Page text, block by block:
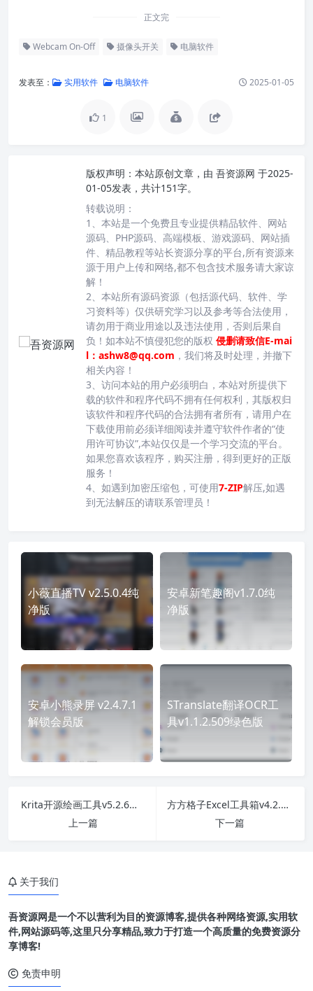
正文完
Webcam On-Off 摄像头开关 电脑软件
发表至： 实用软件 电脑软件 2025-01-05
1
版权声明： 本站原创文章，由 吾资源网 于2025-
01-05发表，共计151字。
转载说明：
1、本站是一个免费且专业提供精品软件、网站
源码、PHP源码、高端模板、游戏源码、网站插
件、精品教程等站长资源分享的平台,所有资源来
源于用户上传和网络,都不包含技术服务请大家谅
解！
2、本站所有源码资源（包括源代码、软件、学
习资料等）仅供研究学习以及参考等合法使用，
请勿用于商业用途以及违法使用，否则后果自
负！如本站不慎侵犯您的版权 侵删请致信E-mai
l：ashw8@qq.com ，我们将及时处理，并撤下
相关内容！
3、访问本站的用户必须明白，本站对所提供下
载的软件和程序代码不拥有任何权利，其版权归
该软件和程序代码的合法拥有者所有，请用户在
下载使用前必须详细阅读并遵守软件作者的“使
用许可协议”,本站仅仅是一个学习交流的平台。
如果您喜欢该程序，购买注册，得到更好的正版
服务！
4、如遇到加密压缩包，可使用7-ZIP解压,如遇
到无法解压的请联系管理员！
小薇直播TV v2.5.0.4纯
净版
安卓新笔趣阁v1.7.0纯
净版
安卓小熊录屏 v2.4.7.1
解锁会员版
STranslate翻译OCR工
具v1.1.2.509绿色版
Krita开源绘画工具v5.2.6绿色版
上一篇
方方格子Excel工具箱v4.2.0.0
下一篇
关于我们
吾资源网是一个不以营利为目的资源博客,提供各种网络资源,实用软
件,网站源码等,这里只分享精品,致力于打造一个高质量的免费资源分
享博客!
免责申明